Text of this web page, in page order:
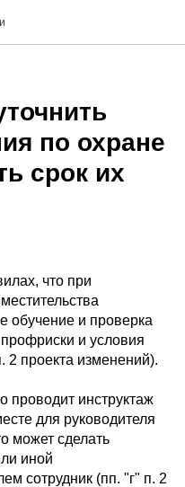
по охране
срок их
что при
обучение и проверка
и условия
2 проекта изменений).
проводит инструктаж
для руководителя
может сделать
иной
сотрудник (пп. "г" п. 2